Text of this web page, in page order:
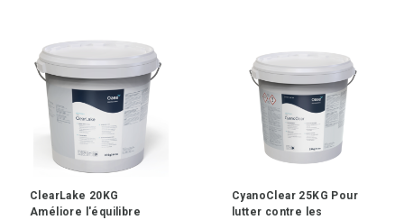
ClearLake 20KG
Améliore l'équilibre
CyanoClear 25KG Pour
lutter contre les